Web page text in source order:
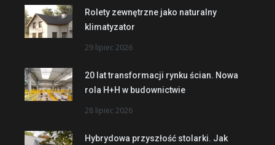
Rolety zewnętrzne jako naturalny
klimatyzator
29 lipiec 2026
20 lat transformacji rynku ścian. Nowa
rola H+H w budownictwie
28 lipiec 2026
Hybrydowa przyszłość stolarki. Jak